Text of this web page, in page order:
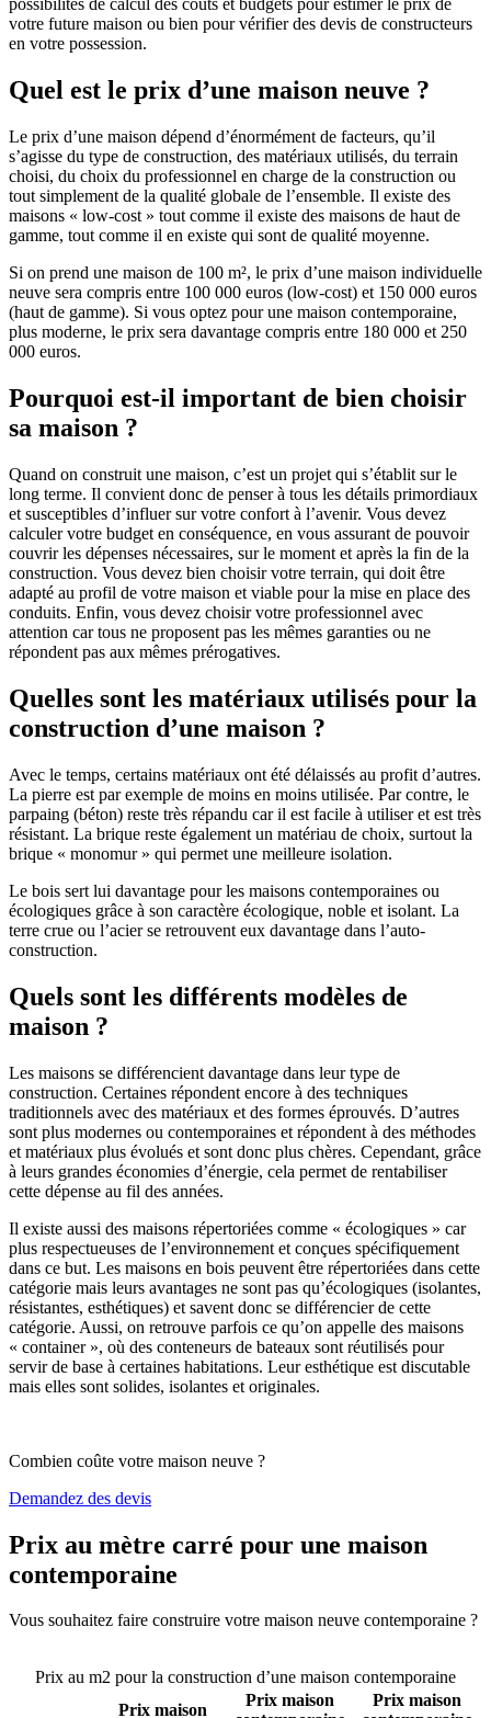
possibilités de calcul des coûts et budgets pour estimer le prix de
votre future maison ou bien pour vérifier des devis de constructeurs
en votre possession.
Quel est le prix d’une maison neuve ?
Le prix d’une maison dépend d’énormément de facteurs, qu’il
s’agisse du type de construction, des matériaux utilisés, du terrain
choisi, du choix du professionnel en charge de la construction ou
tout simplement de la qualité globale de l’ensemble. Il existe des
maisons « low-cost » tout comme il existe des maisons de haut de
gamme, tout comme il en existe qui sont de qualité moyenne.
Si on prend une maison de 100 m², le prix d’une maison individuelle
neuve sera compris entre 100 000 euros (low-cost) et 150 000 euros
(haut de gamme). Si vous optez pour une maison contemporaine,
plus moderne, le prix sera davantage compris entre 180 000 et 250
000 euros.
Pourquoi est-il important de bien choisir
sa maison ?
Quand on construit une maison, c’est un projet qui s’établit sur le
long terme. Il convient donc de penser à tous les détails primordiaux
et susceptibles d’influer sur votre confort à l’avenir. Vous devez
calculer votre budget en conséquence, en vous assurant de pouvoir
couvrir les dépenses nécessaires, sur le moment et après la fin de la
construction. Vous devez bien choisir votre terrain, qui doit être
adapté au profil de votre maison et viable pour la mise en place des
conduits. Enfin, vous devez choisir votre professionnel avec
attention car tous ne proposent pas les mêmes garanties ou ne
répondent pas aux mêmes prérogatives.
Quelles sont les matériaux utilisés pour la
construction d’une maison ?
Avec le temps, certains matériaux ont été délaissés au profit d’autres.
La pierre est par exemple de moins en moins utilisée. Par contre, le
parpaing (béton) reste très répandu car il est facile à utiliser et est très
résistant. La brique reste également un matériau de choix, surtout la
brique « monomur » qui permet une meilleure isolation.
Le bois sert lui davantage pour les maisons contemporaines ou
écologiques grâce à son caractère écologique, noble et isolant. La
terre crue ou l’acier se retrouvent eux davantage dans l’auto-
construction.
Quels sont les différents modèles de
maison ?
Les maisons se différencient davantage dans leur type de
construction. Certaines répondent encore à des techniques
traditionnels avec des matériaux et des formes éprouvés. D’autres
sont plus modernes ou contemporaines et répondent à des méthodes
et matériaux plus évolués et sont donc plus chères. Cependant, grâce
à leurs grandes économies d’énergie, cela permet de rentabiliser
cette dépense au fil des années.
Il existe aussi des maisons répertoriées comme « écologiques » car
plus respectueuses de l’environnement et conçues spécifiquement
dans ce but. Les maisons en bois peuvent être répertoriées dans cette
catégorie mais leurs avantages ne sont pas qu’écologiques (isolantes,
résistantes, esthétiques) et savent donc se différencier de cette
catégorie. Aussi, on retrouve parfois ce qu’on appelle des maisons
« container », où des conteneurs de bateaux sont réutilisés pour
servir de base à certaines habitations. Leur esthétique est discutable
mais elles sont solides, isolantes et originales.
Combien coûte votre maison neuve ?
Demandez des devis
Prix au mètre carré pour une maison
contemporaine
Vous souhaitez faire construire votre maison neuve contemporaine ?
Prix au m2 pour la construction d’une maison contemporaine
Prix maison
Prix maison
Prix maison